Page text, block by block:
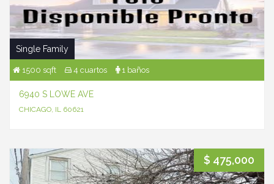
Single Family
1500 sqft 4 cuartos 1 baños
6940 S LOWE AVE
CHICAGO, IL 60621
$ 475,000